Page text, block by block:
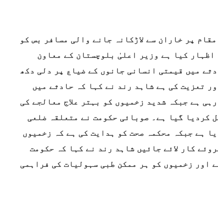
مقام پر خاران سے لاڑکانہ جانے والی مسافر بس کو
کیا ہے وزیر اعلیٰ بلوچستان کے معاون
میں قیمتی انسانی جانوں کے ضیاع پر دلی دکھ
تعزیت کی ہے شاہد رند نے کہا کہ حادثے میں
ہے جبکہ شدید زخمیوں کو بہتر علاج معالجے کی
کردیا گیا ہے۔ صوبائی حکومت نے متعلقہ ضلعی
ہے جبکہ محکمہ صحت کو ہدایت کی ہے کہ زخمیوں
کار لائے جائیں شاہد رند نے کہا کہ حکومت
اور زخمیوں کو ہر ممکن طبی سہولیات کی فراہمی